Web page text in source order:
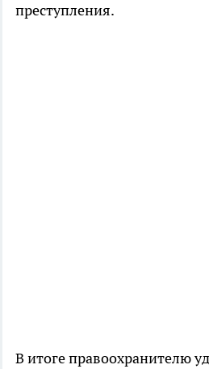
преступления.
В итоге правоохранителю